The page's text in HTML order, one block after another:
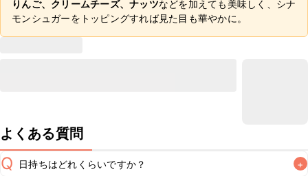
りんご、クリームチーズ、ナッツなどを加えても美味しく、シナ
モンシュガーをトッピングすれば見た目も華やかに。
よくある質問
Q 日持ちはどれくらいですか？ +